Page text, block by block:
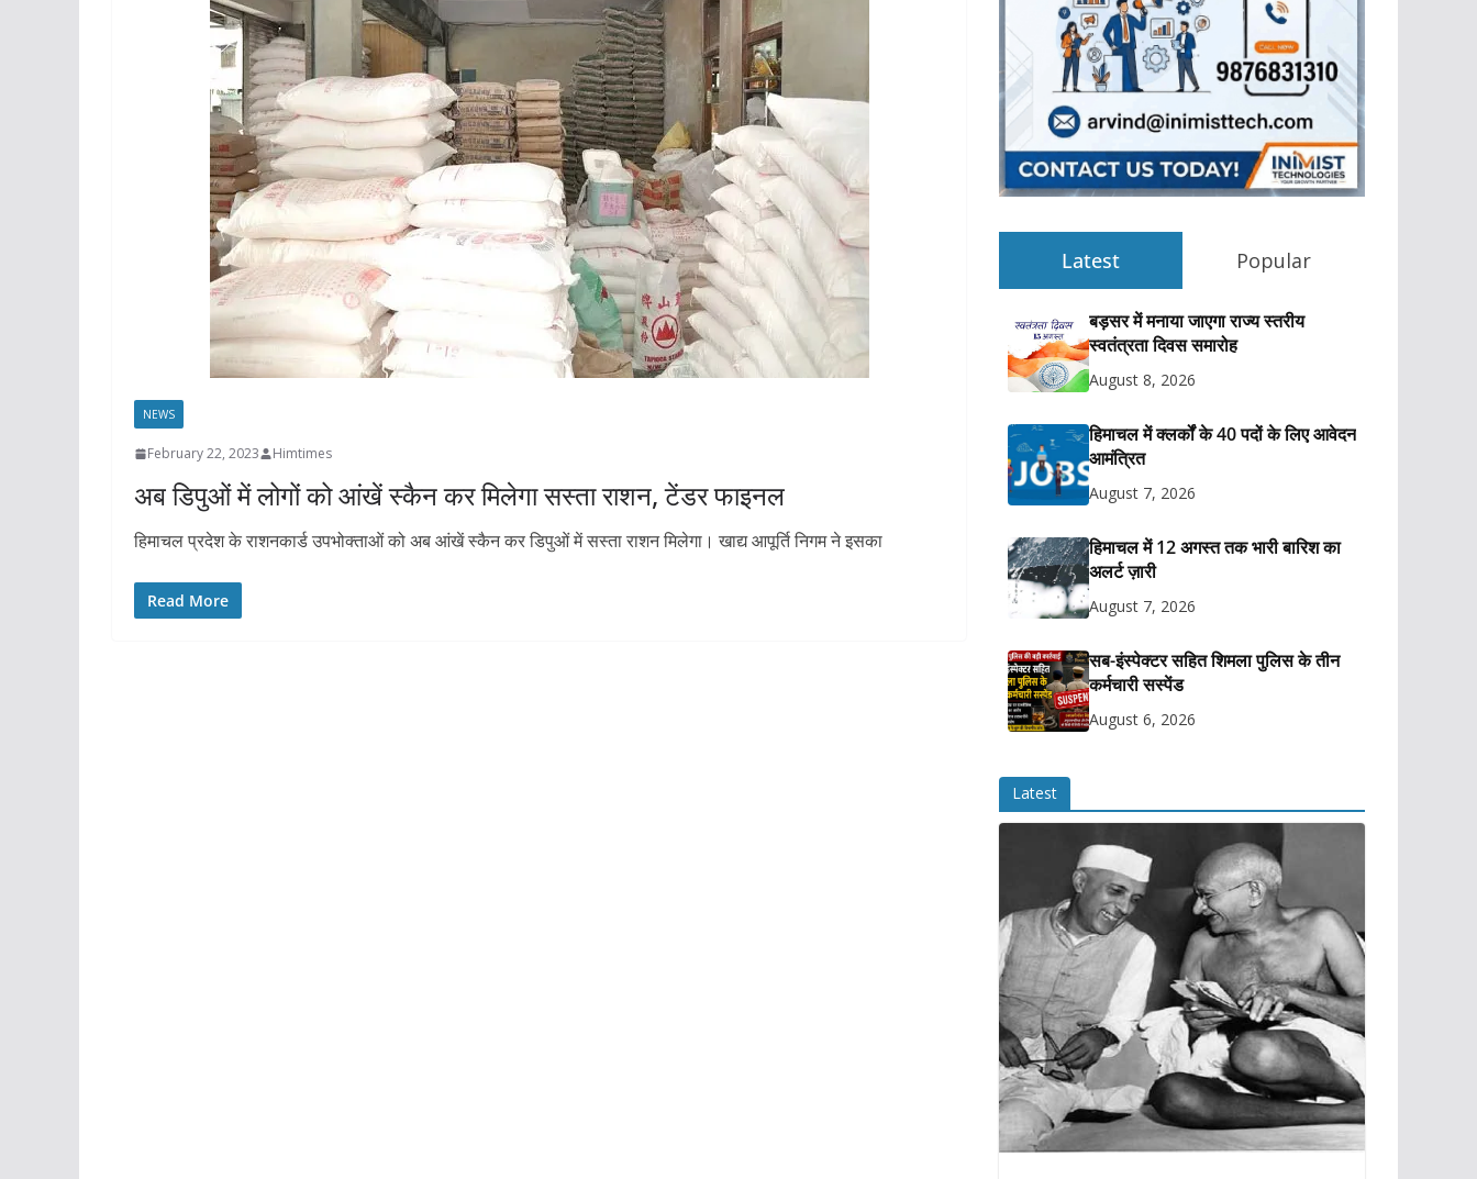
NEWS
February 22, 2023 Himtimes
अब डिपुओं में लोगों को आंखें स्कैन कर मिलेगा सस्ता राशन, टेंडर फाइनल
हिमाचल प्रदेश के राशनकार्ड उपभोक्ताओं को अब आंखें स्कैन कर डिपुओं में सस्ता राशन मिलेगा। खाद्य आपूर्ति निगम ने इसका
Read More
Latest Popular
बड़सर में मनाया जाएगा राज्य स्तरीय
स्वतंत्रता दिवस समारोह
August 8, 2026
हिमाचल में क्लर्कों के 40 पदों के लिए आवेदन
आमंत्रित
August 7, 2026
हिमाचल में 12 अगस्त तक भारी बारिश का
अलर्ट ज़ारी
August 7, 2026
सब-इंस्पेक्टर सहित शिमला पुलिस के तीन
कर्मचारी सस्पेंड
August 6, 2026
Latest